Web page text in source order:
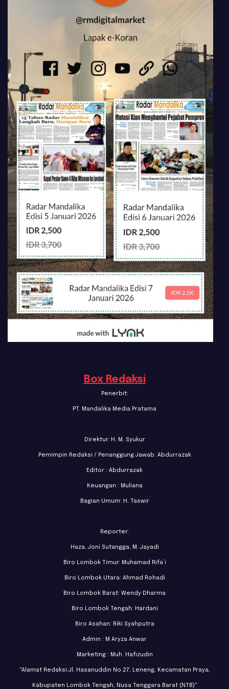
Box Redaksi
Penerbit:
PT. Mandalika Media Pratama
Direktur: H. M. Syukur
Pemimpin Redaksi / Penanggung Jawab: Abdurrazak
Editor : Abdurrazak
Keuangan : Muliana
Bagian Umum: H. Taswir
Reporter:
Haza, Joni Sutangga, M. Jayadi
Biro Lombok Timur: Muhamad Rifa’i
Biro Lombok Utara: Ahmad Rohadi
Biro Lombok Barat: Wendy Dharma
Biro Lombok Tengah: Hardani
Biro Asahan: Riki Syahputra
Admin : M Aryza Anwar
Marketing : Muh. Hafizudin
"Alamat Redaksi:Jl. Hasanuddin No.27, Leneng, Kecamatan Praya,
Kabupaten Lombok Tengah, Nusa Tenggara Barat (NTB)"